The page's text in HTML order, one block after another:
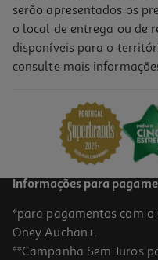
Recarga Fujifilm Black Frame
11,99 €
serão apresentados os
o local de entrega ou de
disponíveis para o
consulte mais
Informações para
*para pagamentos com
Oney Auchan+.
**Campanha Sem Juros